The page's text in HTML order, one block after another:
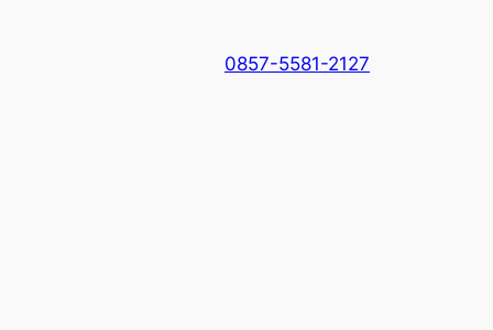
0857-5581-2127